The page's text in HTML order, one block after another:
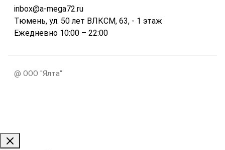
inbox@a-mega72.ru
Тюмень, ул. 50 лет ВЛКСМ, 63, - 1 этаж
Ежедневно 10:00 – 22:00
@ ООО "Ялта"